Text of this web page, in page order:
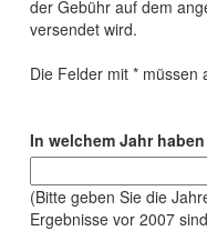
der Gebühr auf dem
versendet wird.
Die Felder mit * müssen
In welchem Jahr
(Bitte geben Sie die
Ergebnisse vor 2007